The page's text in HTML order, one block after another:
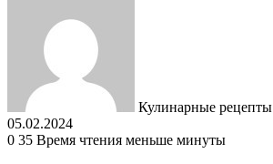
Кулинарные рецепты
05.02.2024
0 35 Время чтения меньше минуты